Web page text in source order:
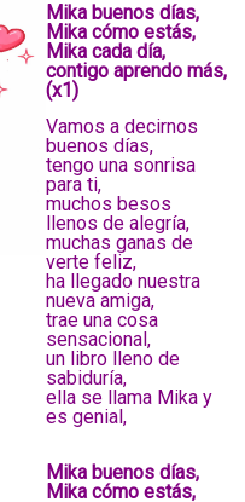
Mika buenos días,
Mika cómo estás,
Mika cada día,
contigo aprendo más,
(x1)
Vamos a decirnos
buenos días,
tengo una sonrisa
para ti,
muchos besos
llenos de alegría,
muchas ganas de
verte feliz,
ha llegado nuestra
nueva amiga,
trae una cosa
sensacional,
un libro lleno de
sabiduría,
ella se llama Mika y
es genial,
Mika buenos días,
Mika cómo estás,